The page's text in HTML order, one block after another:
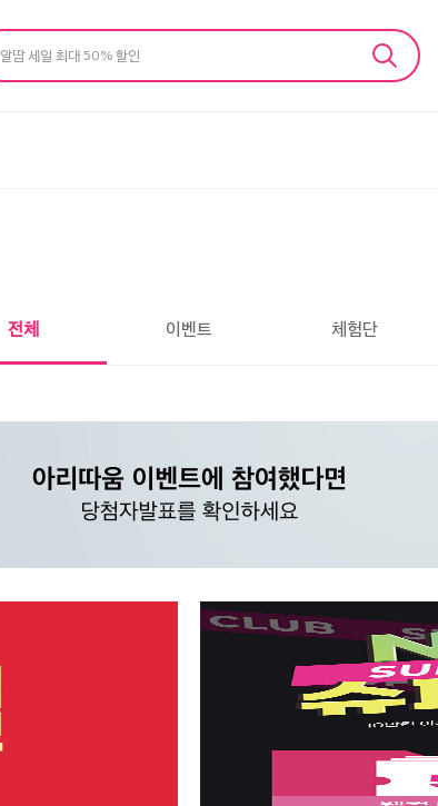
알땀 세일 최대 50% 할인
전체 이벤트 체험단